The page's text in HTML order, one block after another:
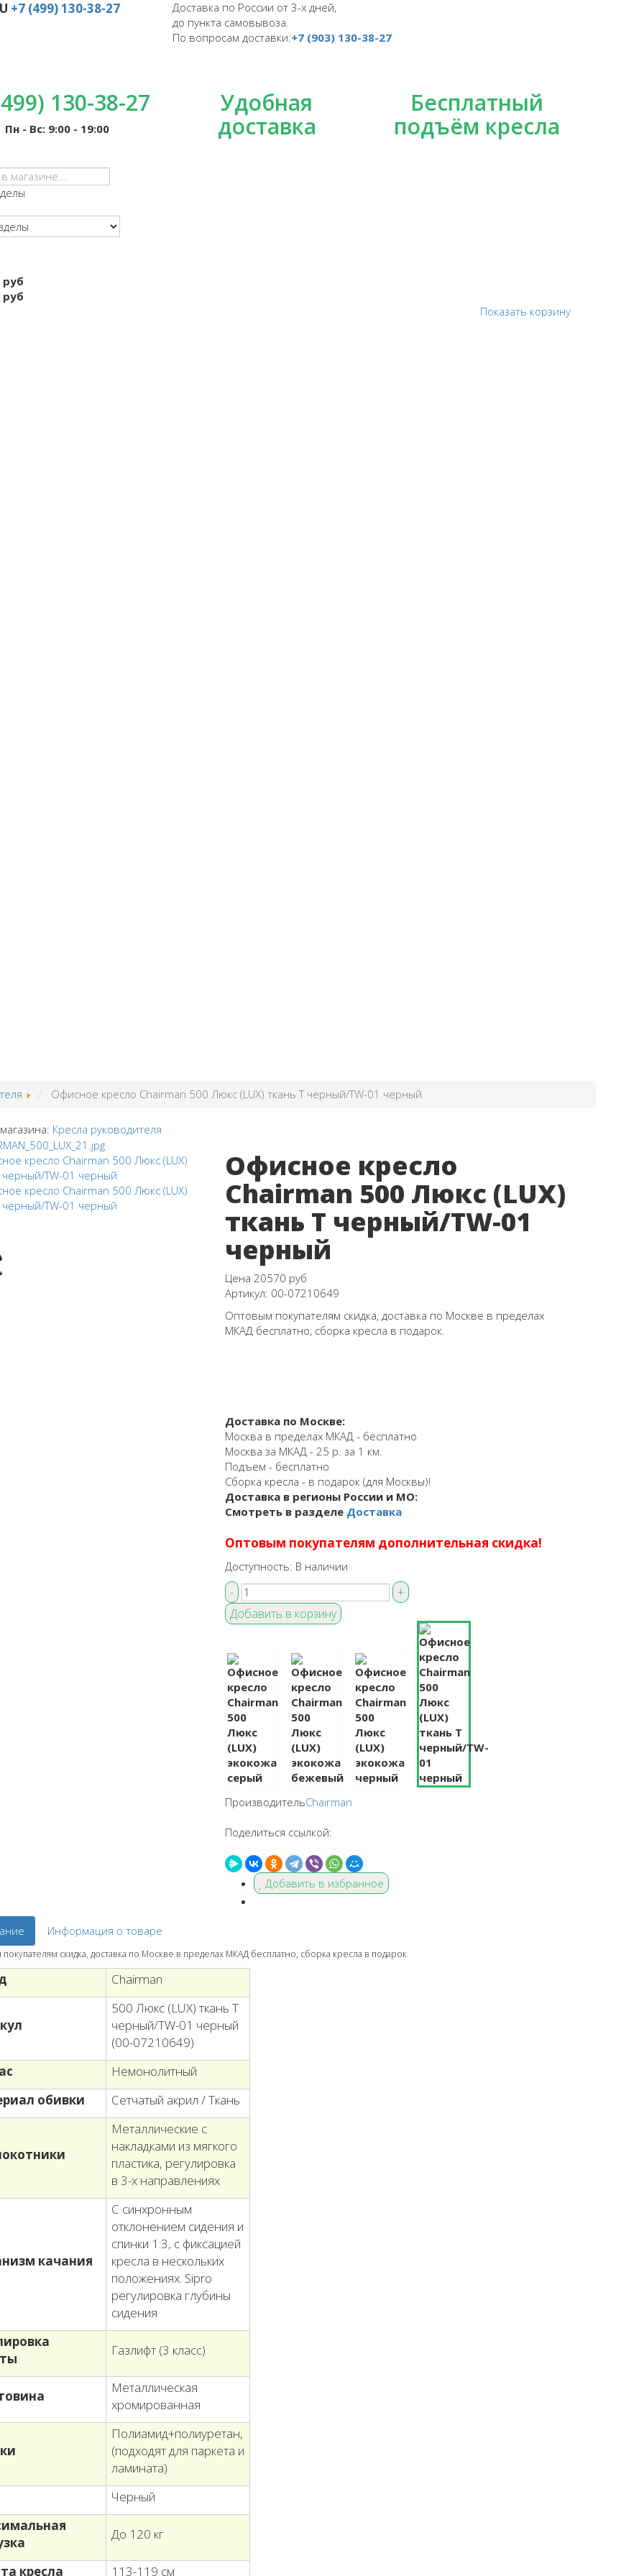
+7 (499) 130-38-27
Доставка по России от 3-х дней,
до пункта самовывоза.
По вопросам доставки:+7 (903) 130-38-27
130-38-27
Пн - Вс: 9:00 - 19:00
Удобная
доставка
Бесплатный
подъём кресла
руб
руб
Показать корзину
Офисное кресло Chairman 500 Люкс (LUX) ткань T черный/TW-01 черный
Кресла руководителя
Офисное кресло
Chairman 500 Люкс (LUX)
ткань T черный/TW-01
черный
Цена20570 руб
Артикул: 00-07210649
Оптовым покупателям скидка, доставка по Москве в пределах
МКАД бесплатно, сборка кресла в подарок.
Доставка по Москве:
Москва в пределах МКАД - бесплатно
Москва за МКАД - 25 р. за 1 км.
Подъем - бесплатно
Сборка кресла - в подарок (для Москвы)!
Доставка в регионы России и МО:
Смотреть в разделе Доставка
Оптовым покупателям дополнительная скидка!
Доступность: В наличии
ПроизводительChairman
Поделиться ссылкой:
Добавить в избранное
Информация о товаре
скидка, доставка по Москве в пределах МКАД бесплатно, сборка кресла в подарок.
Chairman
500 Люкс (LUX) ткань T
черный/TW-01 черный
(00-07210649)
Немонолитный
обивки
Сетчатый акрил / Ткань
Металлические с
накладками из мягкого
пластика, регулировка
в 3-х направлениях
качания
С синхронным
отклонением сидения и
спинки 1:3, с фиксацией
кресла в нескольких
положениях. Sipro
регулировка глубины
сидения
Газлифт (3 класс)
Металлическая
хромированная
Полиамид+полиуретан,
(подходят для паркета и
ламината)
Черный
До 120 кг
кресла 113-119 см